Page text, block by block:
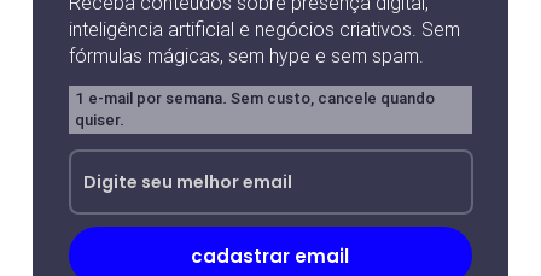
inteligência artificial e negócios criativos. Sem
fórmulas mágicas, sem hype e sem spam.
1 e-mail por semana. Sem custo, cancele quando
quiser.